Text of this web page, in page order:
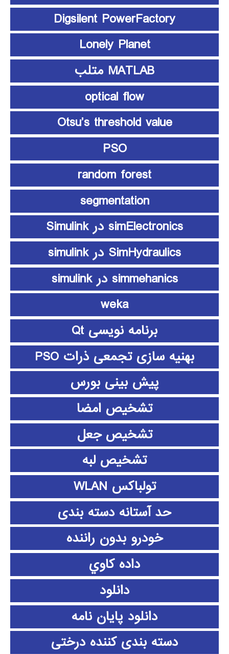
Digsilent PowerFactory
Lonely Planet
MATLAB متلب
optical flow
Otsu’s threshold value
PSO
random forest
segmentation
simElectronics در Simulink
SimHydraulics در simulink
simmehanics در simulink
weka
برنامه نویسی Qt
بهنیه سازی تجمعی ذرات PSO
پیش بینی بورس
تشخیص امضا
تشخیص جعل
تشخیص لبه
تولباکس WLAN
حد آستانه دسته بندی
خودرو بدون راننده
داده كاوي
دانلود
دانلود پايان نامه
دسته بندی کننده درختی